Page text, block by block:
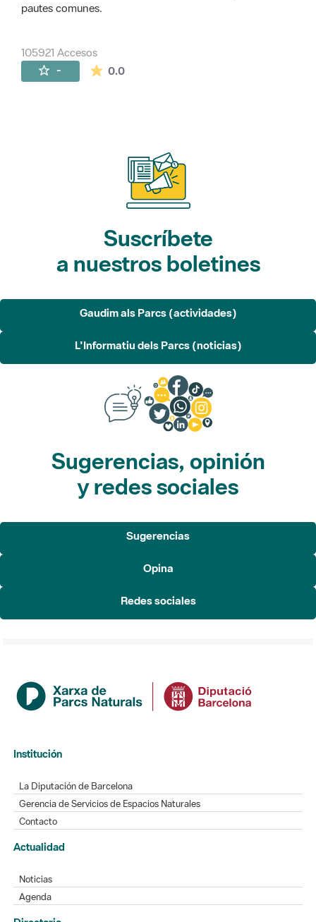
pautes comunes.
105921 Accesos
- 0.0La valoración media es de 0 estrellas de
Suscríbete
a nuestros boletines
Gaudim als Parcs (actividades)
L'Informatiu dels Parcs (noticias)
Sugerencias, opinión
y redes sociales
Sugerencias
Opina
Redes sociales
Institución
La Diputación de Barcelona
Gerencia de Servicios de Espacios Naturales
Contacto
Actualidad
Noticias
Agenda